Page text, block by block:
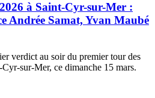
à Saint-Cyr-sur-Mer :
Andrée Samat, Yvan Maubé
verdict au soir du premier tour des
sur-Mer, ce dimanche 15 mars.